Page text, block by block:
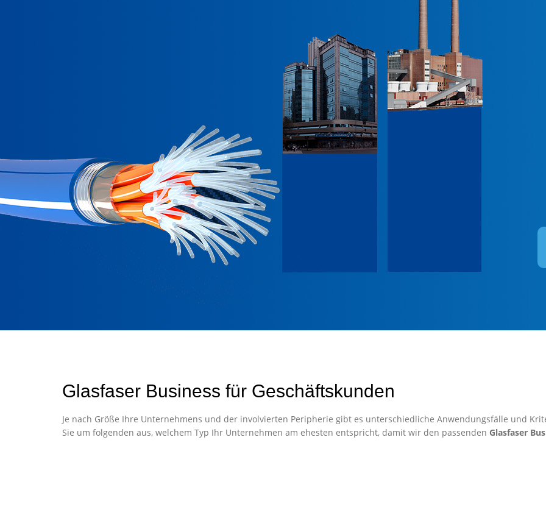
Glasfaser Business für Geschäftskunden
Je nach Größe Ihre Unternehmens und der involvierten Peripherie gibt es unterschiedliche Anwendungsfälle und
Sie um folgenden aus, welchem Typ Ihr Unternehmen am ehesten entspricht, damit wir den passenden Glasfaser